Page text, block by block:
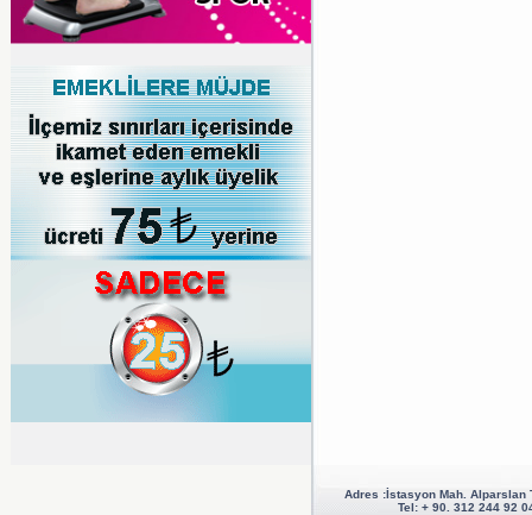
Adres :İstasyon Mah. Alparslan
Tel: + 90. 312 244 92